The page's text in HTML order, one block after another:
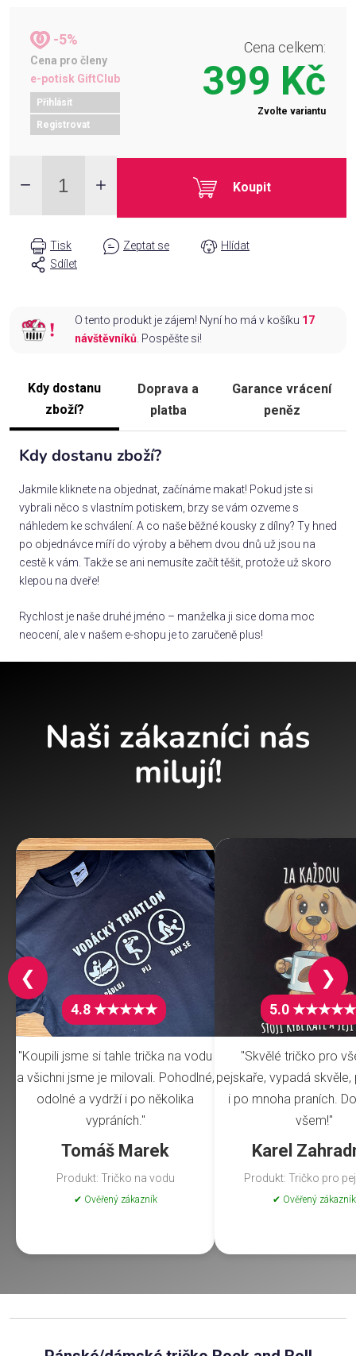
-5%
Cena pro členy
e-potisk GiftClub
Přihlásit
Registrovat
Cena celkem:
399 Kč
Zvolte variantu
Koupit
Tisk Zeptat se
Hlídat
Sdílet
O tento produkt je zájem! Nyní ho má v košíku 17
návštěvníků. Pospěšte si!
Kdy dostanu
zboží?
Doprava a
platba
Garance vrácení
peněz
Kdy dostanu zboží?
Jakmile kliknete na objednat, začínáme makat! Pokud jste si
vybrali něco s vlastním potiskem, brzy se vám ozveme s
náhledem ke schválení. A co naše běžné kousky z dílny? Ty hned
po objednávce míří do výroby a během dvou dnů už jsou na
cestě k vám. Takže se ani nemusíte začít těšit, protože už skoro
klepou na dveře!
Rychlost je naše druhé jméno – manželka ji sice doma moc
neocení, ale v našem e-shopu je to zaručeně plus!
Naši zákazníci nás
milují!
4.8 ★★★★★
"Koupili jsme si tahle trička na vodu
a všichni jsme je milovali. Pohodlné,
odolné a vydrží i po několika
vypráních."
Tomáš Marek
Produkt: Tričko na vodu
✔ Ověřený zákazník
5.0 ★★★★★
"Skvělé tričko pro
pejskaře, vypadá
i po mnoha praních.
všem!"
Karel
Produkt: Tričko pro
✔ Ověřený zákazník
❮ ❯